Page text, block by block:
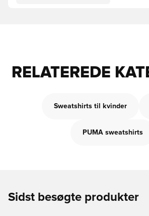
RELATEREDE
Sweatshirts til kvinder
PUMA sweatshirts
Sidst besøgte produkter